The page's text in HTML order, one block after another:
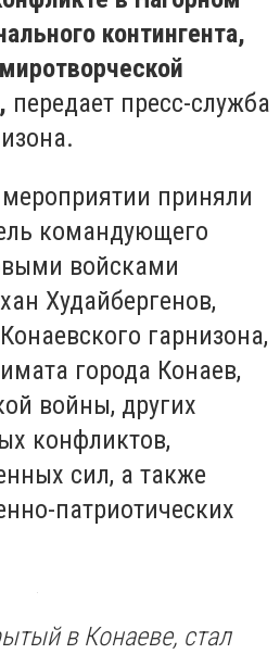
контингента,
передает пресс-служба
приняли
командующего
войсками
Худайбергенов,
гарнизона,
города Конаев,
войны, других
конфликтов,
сил, а также
патриотических
в Конаеве, стал